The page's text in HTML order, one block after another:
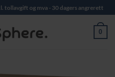
tollavgift og mva - 30 dagers angrerett
0